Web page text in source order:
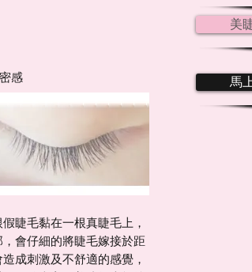
感
美
馬
睫毛黏在一根真睫毛上，
會仔細的將睫毛嫁接於距
成刺激及不舒適的感覺，